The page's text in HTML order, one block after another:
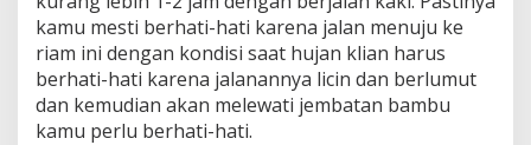
kamu mesti berhati-hati karena jalan menuju ke
riam ini dengan kondisi saat hujan klian harus
berhati-hati karena jalanannya licin dan berlumut
dan kemudian akan melewati jembatan bambu
kamu perlu berhati-hati.